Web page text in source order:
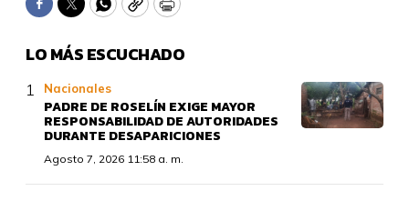
Facebook
TwitterWhatsApp
CopyPrint
LO MÁS ESCUCHADO
Nacionales
PADRE DE ROSELÍN EXIGE MAYOR
RESPONSABILIDAD DE AUTORIDADES
DURANTE DESAPARICIONES
Agosto 7, 2026 11:58 a. m.